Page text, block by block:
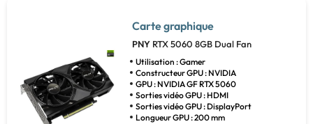
Carte graphique
PNY RTX 5060 8GB Dual Fan
Utilisation : Gamer
Constructeur GPU : NVIDIA
GPU : NVIDIA GF RTX 5060
Sorties vidéo GPU : HDMI
Sorties vidéo GPU : DisplayPort
Longueur GPU : 200 mm